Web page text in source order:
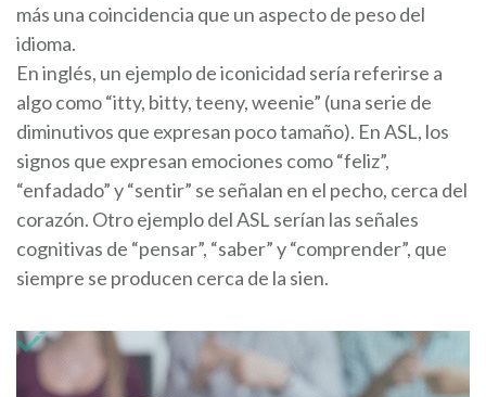
más una coincidencia que un aspecto de peso del
idioma.
En inglés, un ejemplo de iconicidad sería referirse a
algo como “itty, bitty, teeny, weenie” (una serie de
diminutivos que expresan poco tamaño). En ASL, los
signos que expresan emociones como “feliz”,
“enfadado” y “sentir” se señalan en el pecho, cerca del
corazón. Otro ejemplo del ASL serían las señales
cognitivas de “pensar”, “saber” y “comprender”, que
siempre se producen cerca de la sien.